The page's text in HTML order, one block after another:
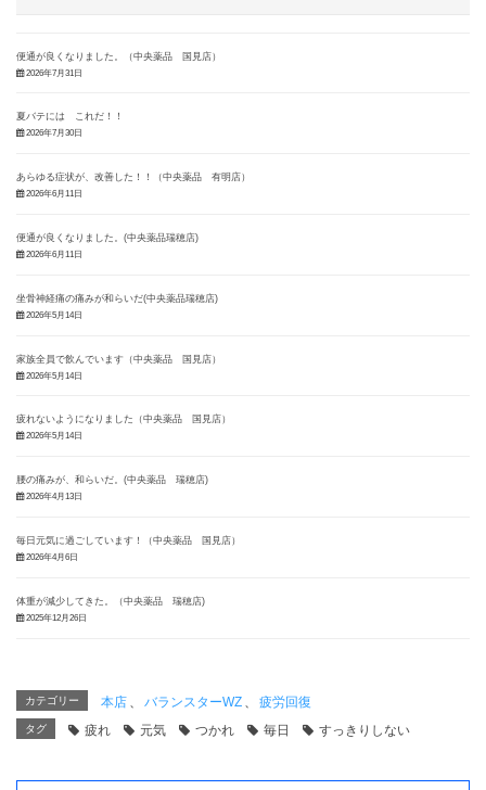
便通が良くなりました。（中央薬品 国見店）
2026年7月31日
夏バテには これだ！！
2026年7月30日
あらゆる症状が、改善した！！（中央薬品 有明店）
2026年6月11日
便通が良くなりました。(中央薬品瑞穂店)
2026年6月11日
坐骨神経痛の痛みが和らいだ(中央薬品瑞穂店)
2026年5月14日
家族全員で飲んでいます（中央薬品 国見店）
2026年5月14日
疲れないようになりました（中央薬品 国見店）
2026年5月14日
腰の痛みが、和らいだ。(中央薬品 瑞穂店)
2026年4月13日
毎日元気に過ごしています！（中央薬品 国見店）
2026年4月6日
体重が減少してきた。（中央薬品 瑞穂店)
2025年12月26日
カテゴリー 本店 バランスターWZ 疲労回復
タグ 疲れ 元気 つかれ 毎日 すっきりしない